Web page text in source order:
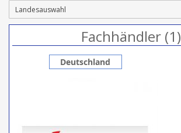
Fachhändler (1)
Deutschland